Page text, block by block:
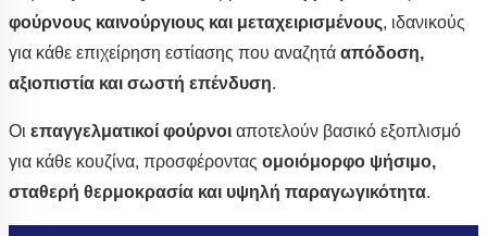
φούρνους καινούργιους και μεταχειρισμένους, ιδανικούς
για κάθε επιχείρηση εστίασης που αναζητά απόδοση,
αξιοπιστία και σωστή επένδυση.
Οι επαγγελματικοί φούρνοι αποτελούν βασικό εξοπλισμό
για κάθε κουζίνα, προσφέροντας ομοιόμορφο ψήσιμο,
σταθερή θερμοκρασία και υψηλή παραγωγικότητα.